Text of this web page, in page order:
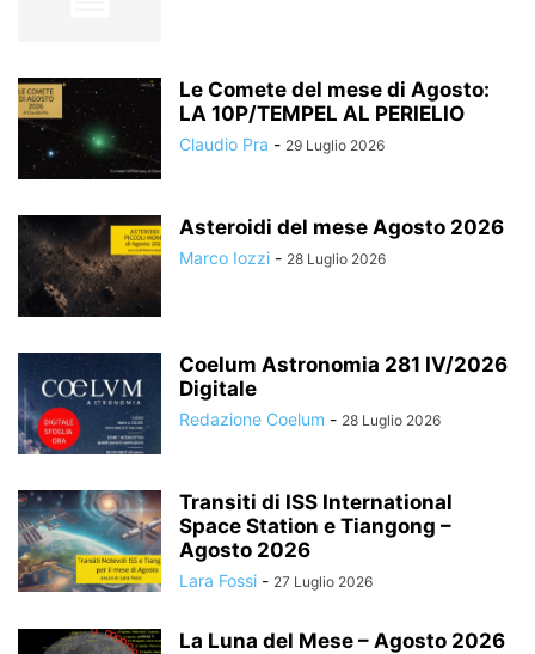
Le Comete del mese di Agosto:
LA 10P/TEMPEL AL PERIELIO
Claudio Pra - 29 Luglio 2026
Asteroidi del mese Agosto 2026
Marco Iozzi - 28 Luglio 2026
Coelum Astronomia 281 IV/2026
Digitale
Redazione Coelum - 28 Luglio 2026
Transiti di ISS International
Space Station e Tiangong –
Agosto 2026
Lara Fossi - 27 Luglio 2026
La Luna del Mese – Agosto 2026